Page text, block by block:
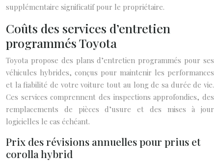
supplémentaire significatif pour le propriétaire.
Coûts des services d’entretien
programmés Toyota
Toyota propose des plans d’entretien programmés pour ses
véhicules hybrides, conçus pour maintenir les performances
et la fiabilité de votre voiture tout au long de sa durée de vie.
Ces services comprennent des inspections approfondies, des
remplacements de pièces d’usure et des mises à jour
logicielles le cas échéant.
Prix des révisions annuelles pour prius et
corolla hybrid